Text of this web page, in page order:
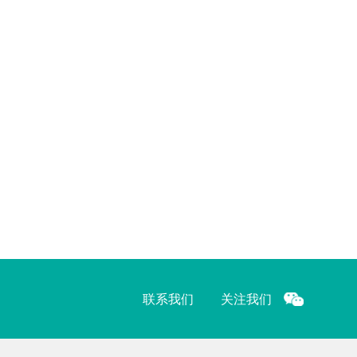
联系我们 关注我们